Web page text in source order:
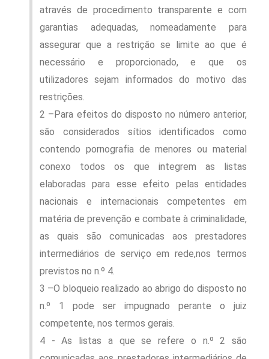
através de procedimento transparente e com
garantias adequadas, nomeadamente para
assegurar que a restrição se limite ao que é
necessário e proporcionado, e que os
utilizadores sejam informados do motivo das
restrições.
2 –Para efeitos do disposto no número anterior,
são considerados sítios identificados como
contendo pornografia de menores ou material
conexo todos os que integrem as listas
elaboradas para esse efeito pelas entidades
nacionais e internacionais competentes em
matéria de prevenção e combate à criminalidade,
as quais são comunicadas aos prestadores
intermediários de serviço em rede,nos termos
previstos no n.º 4.
3 –O bloqueio realizado ao abrigo do disposto no
n.º 1 pode ser impugnado perante o juiz
competente, nos termos gerais.
4 - As listas a que se refere o n.º 2 são